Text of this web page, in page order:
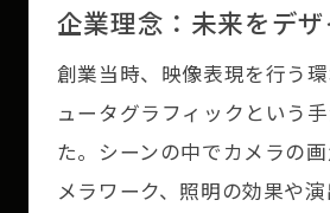
企業理念：未来をデ
創業当時、映像表現を行う
ュータグラフィックという
た。シーンの中でカメラの
メラワーク、照明の効果や